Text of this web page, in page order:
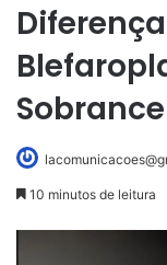
10 minutos de leitura